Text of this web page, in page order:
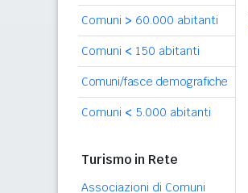
Comuni > 60.000 abitanti
Comuni < 150 abitanti
Comuni/fasce demografiche
Comuni < 5.000 abitanti
Turismo in Rete
Associazioni di Comuni